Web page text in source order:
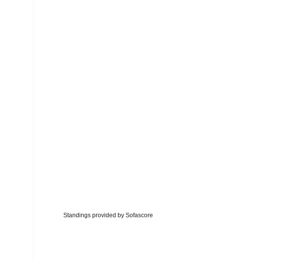
Standings provided bySofascore